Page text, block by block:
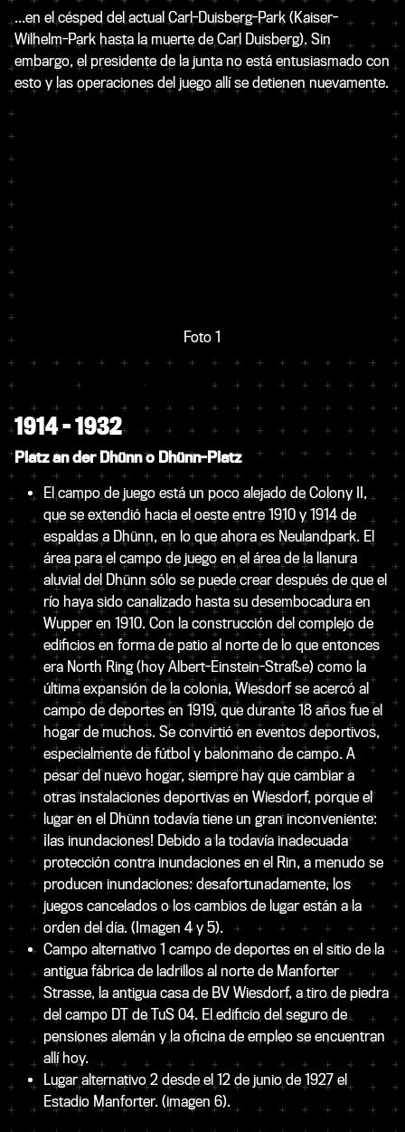
...en el césped del actual Carl-Duisberg-Park (Kaiser-
Wilhelm-Park hasta la muerte de Carl Duisberg). Sin
embargo, el presidente de la junta no está entusiasmado con
esto y las operaciones del juego allí se detienen nuevamente.
Foto 1
1914 – 1932
Platz an der Dhünn o Dhünn-Platz
El campo de juego está un poco alejado de Colony II,
que se extendió hacia el oeste entre 1910 y 1914 de
espaldas a Dhünn, en lo que ahora es Neulandpark. El
área para el campo de juego en el área de la llanura
aluvial del Dhünn sólo se puede crear después de que el
río haya sido canalizado hasta su desembocadura en
Wupper en 1910. Con la construcción del complejo de
edificios en forma de patio al norte de lo que entonces
era North Ring (hoy Albert-Einstein-Straße) como la
última expansión de la colonia, Wiesdorf se acercó al
campo de deportes en 1919, que durante 18 años fue el
hogar de muchos. Se convirtió en eventos deportivos,
especialmente de fútbol y balonmano de campo. A
pesar del nuevo hogar, siempre hay que cambiar a
otras instalaciones deportivas en Wiesdorf, porque el
lugar en el Dhünn todavía tiene un gran inconveniente:
¡las inundaciones! Debido a la todavía inadecuada
protección contra inundaciones en el Rin, a menudo se
producen inundaciones: desafortunadamente, los
juegos cancelados o los cambios de lugar están a la
orden del día. (Imagen 4 y 5).
Campo alternativo 1 campo de deportes en el sitio de la
antigua fábrica de ladrillos al norte de Manforter
Strasse, la antigua casa de BV Wiesdorf, a tiro de piedra
del campo DT de TuS 04. El edificio del seguro de
pensiones alemán y la oficina de empleo se encuentran
allí hoy.
Lugar alternativo 2 desde el 12 de junio de 1927 el
Estadio Manforter. (imagen 6).